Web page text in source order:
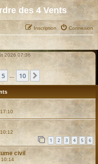
des 4 Vents
Connexion
Inscription
2026 07:36
5 10
1 2 3 4 5 6
civil
10:14